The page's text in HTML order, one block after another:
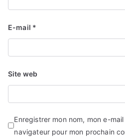
E-mail *
Site web
Enregistrer mon nom, mon e-
navigateur pour mon prochain